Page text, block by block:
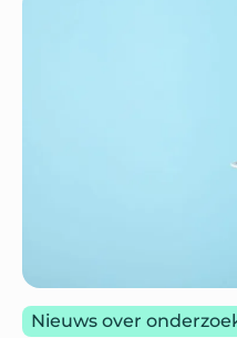
Nieuws over